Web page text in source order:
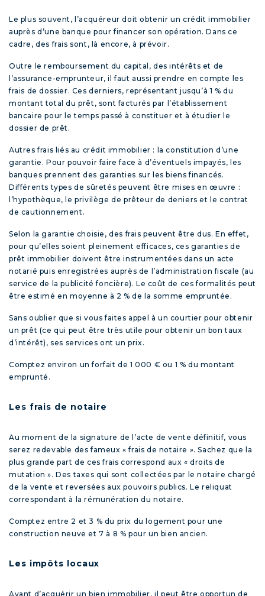
Le plus souvent, l’acquéreur doit obtenir un crédit immobilier
auprès d’une banque pour financer son opération. Dans ce
cadre, des frais sont, là encore, à prévoir.
Outre le remboursement du capital, des intérêts et de
l’assurance-emprunteur, il faut aussi prendre en compte les
frais de dossier. Ces derniers, représentant jusqu’à 1 % du
montant total du prêt, sont facturés par l’établissement
bancaire pour le temps passé à constituer et à étudier le
dossier de prêt.
Autres frais liés au crédit immobilier : la constitution d’une
garantie. Pour pouvoir faire face à d’éventuels impayés, les
banques prennent des garanties sur les biens financés.
Différents types de sûretés peuvent être mises en œuvre :
l’hypothèque, le privilège de prêteur de deniers et le contrat
de cautionnement.
Selon la garantie choisie, des frais peuvent être dus. En effet,
pour qu’elles soient pleinement efficaces, ces garanties de
prêt immobilier doivent être instrumentées dans un acte
notarié puis enregistrées auprès de l’administration fiscale (au
service de la publicité foncière). Le coût de ces formalités peut
être estimé en moyenne à 2 % de la somme empruntée.
Sans oublier que si vous faites appel à un courtier pour obtenir
un prêt (ce qui peut être très utile pour obtenir un bon taux
d’intérêt), ses services ont un prix.
Comptez environ un forfait de 1 000 € ou 1 % du montant
emprunté.
Les frais de notaire
Au moment de la signature de l’acte de vente définitif, vous
serez redevable des fameux « frais de notaire ». Sachez que la
plus grande part de ces frais correspond aux « droits de
mutation ». Des taxes qui sont collectées par le notaire chargé
de la vente et reversées aux pouvoirs publics. Le reliquat
correspondant à la rémunération du notaire.
Comptez entre 2 et 3 % du prix du logement pour une
construction neuve et 7 à 8 % pour un bien ancien.
Les impôts locaux
Avant d’acquérir un bien immobilier, il peut être opportun de